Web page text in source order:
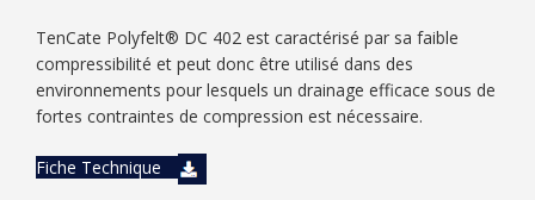
TenCate Polyfelt® DC 402 est caractérisé par sa faible
compressibilité et peut donc être utilisé dans des
environnements pour lesquels un drainage efficace sous de
fortes contraintes de compression est nécessaire.
Fiche Technique